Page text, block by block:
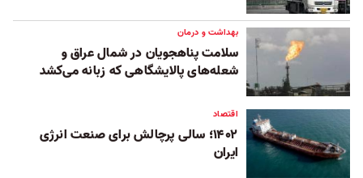
بهداشت و درمان
سلامت پناهجویان در شمال عراق و
شعله‌های پالایشگاهی که زبانه می‌کشد
اقتصاد
۱۴۰۲؛ سالی پرچالش برای صنعت انرژی
ایران